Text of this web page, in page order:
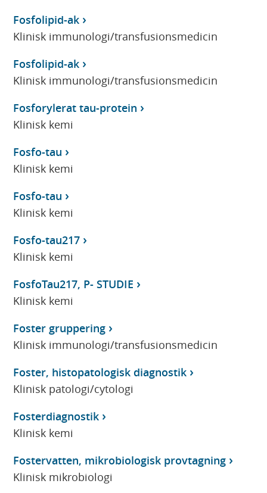
Fosfolipid-ak
Klinisk immunologi/transfusionsmedicin
Fosfolipid-ak
Klinisk immunologi/transfusionsmedicin
Fosforylerat tau-protein
Klinisk kemi
Fosfo-tau
Klinisk kemi
Fosfo-tau
Klinisk kemi
Fosfo-tau217
Klinisk kemi
FosfoTau217, P- STUDIE
Klinisk kemi
Foster gruppering
Klinisk immunologi/transfusionsmedicin
Foster, histopatologisk diagnostik
Klinisk patologi/cytologi
Fosterdiagnostik
Klinisk kemi
Fostervatten, mikrobiologisk provtagning
Klinisk mikrobiologi